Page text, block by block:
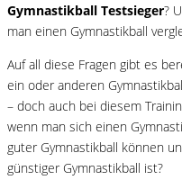
Gymnastikball Testsieger?
man einen Gymnastikball
Auf all diese Fragen gibt es
ein oder anderen
– doch auch bei diesem
wenn man sich einen
guter Gymnastikball können
günstiger Gymnastikball ist?